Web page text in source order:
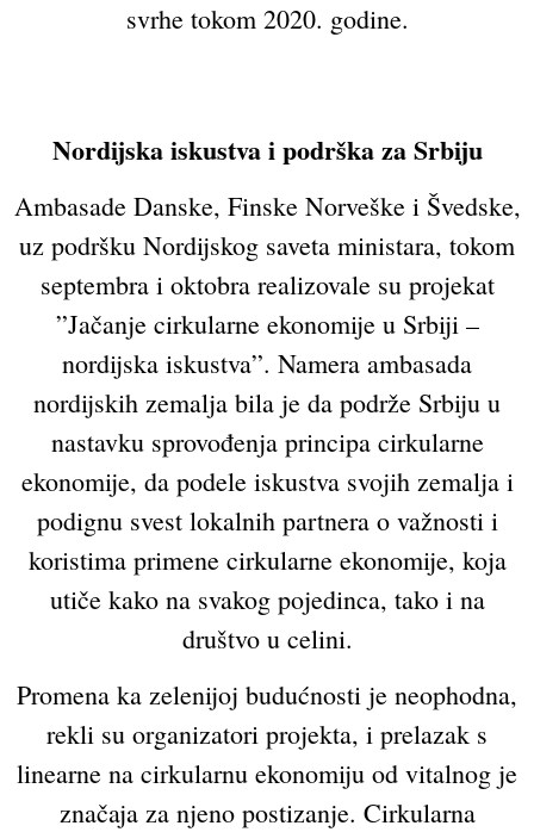
svrhe tokom 2020. godine.
Nordijska iskustva i podrška za Srbiju
Ambasade Danske, Finske Norveške i Švedske,
uz podršku Nordijskog saveta ministara, tokom
septembra i oktobra realizovale su projekat
”Jačanje cirkularne ekonomije u Srbiji –
nordijska iskustva”. Namera ambasada
nordijskih zemalja bila je da podrže Srbiju u
nastavku sprovođenja principa cirkularne
ekonomije, da podele iskustva svojih zemalja i
podignu svest lokalnih partnera o važnosti i
koristima primene cirkularne ekonomije, koja
utiče kako na svakog pojedinca, tako i na
društvo u celini.
Promena ka zelenijoj budućnosti je neophodna,
rekli su organizatori projekta, i prelazak s
linearne na cirkularnu ekonomiju od vitalnog je
značaja za njeno postizanje. Cirkularna